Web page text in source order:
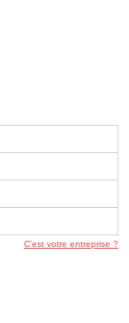
C'est votre entreprise ?